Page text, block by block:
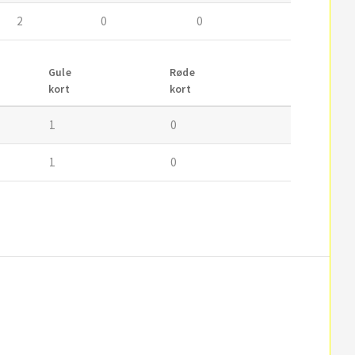
2 0 0
Gule
kort
Røde
kort
1 0
1 0